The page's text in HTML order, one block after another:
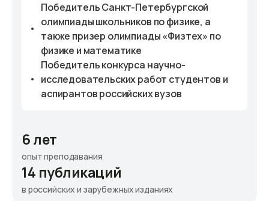
Победитель Санкт-Петербургской
олимпиады школьников по физике, а
также призер олимпиады «Физтех» по
физике и математике
Победитель конкурса научно-
исследовательских работ студентов и
аспирантов российских вузов
6 лет
опыт преподавания
14 публикаций
в российских и зарубежных изданиях